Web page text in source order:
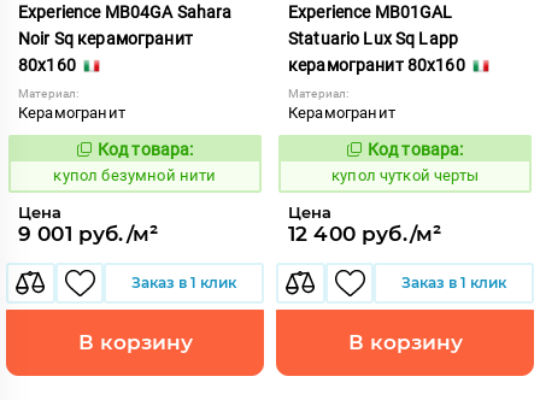
Experience MB04GA Sahara
Noir Sq керамогранит
80x160
Материал:
Керамогранит
858560
Код товара:
купол безумной нити
Цена
9 001 руб./м²
Заказ в 1 клик
В корзину
Experience MB01GAL
Statuario Lux Sq Lapp
керамогранит 80x160
Материал:
Керамогранит
858495
Код товара:
купол чуткой черты
Цена
12 400 руб./м²
Заказ в 1 клик
В корзину